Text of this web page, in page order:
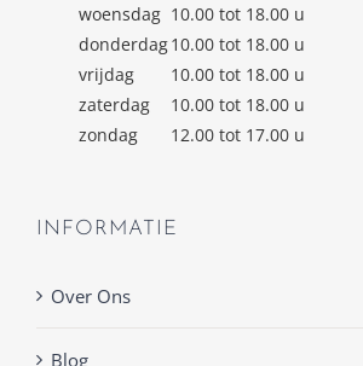
woensdag 10.00 tot 18.00 u
donderdag10.00 tot 18.00 u
vrijdag
10.00 tot 18.00 u
zaterdag
10.00 tot 18.00 u
zondag
12.00 tot 17.00 u
INFORMATIE
Over Ons
Blog